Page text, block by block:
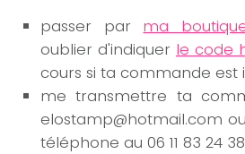
passer par ma
oublier d'indiquer le code
cours si ta commande est
me transmettre ta
elostamp@hotmail.com
téléphone au 06 11 83 24